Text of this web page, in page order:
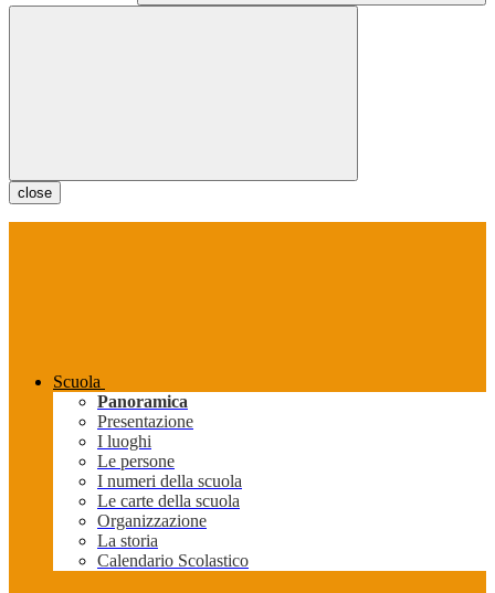
close
Scuola
Panoramica
Presentazione
I luoghi
Le persone
I numeri della scuola
Le carte della scuola
Organizzazione
La storia
Calendario Scolastico